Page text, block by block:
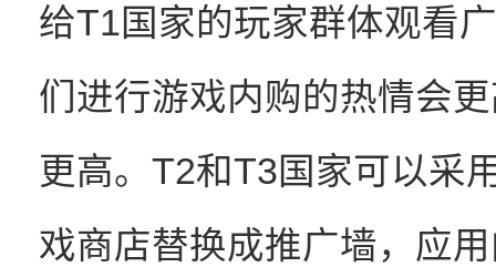
给T1国家的玩家群体观看
们进行游戏内购的热情会
更高。T2和T3国家可以采
戏商店替换成推广墙，应